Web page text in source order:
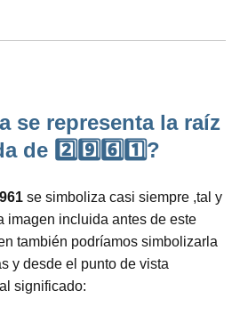
se representa la raíz
de 2️⃣9️⃣6️⃣1️⃣?
se simboliza casi siempre ,tal y
imagen incluida antes de este
también podríamos simbolizarla
y desde el punto de vista
significado: